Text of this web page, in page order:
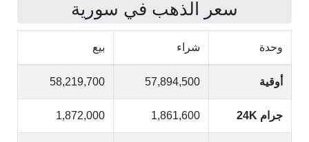
سعر الذهب في سورية
وحدة شراء بيع
أوقية 57,894,500
58,219,700
جرام 24K 1,861,600
1,872,000